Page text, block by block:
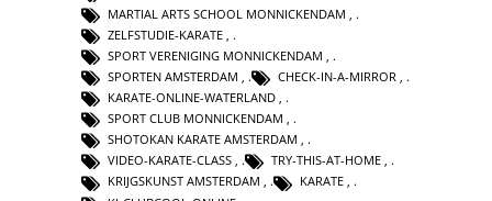
MARTIAL ARTS SCHOOL MONNICKENDAM
ZELFSTUDIE-KARATE ,
SPORT VERENIGING MONNICKENDAM ,
SPORTEN AMSTERDAM , CHECK-IN-A-MIRROR ,
KARATE-ONLINE-WATERLAND ,
SPORT CLUB MONNICKENDAM ,
SHOTOKAN KARATE AMSTERDAM ,
VIDEO-KARATE-CLASS , TRY-THIS-AT-HOME ,
KRIJGSKUNST AMSTERDAM , KARATE ,